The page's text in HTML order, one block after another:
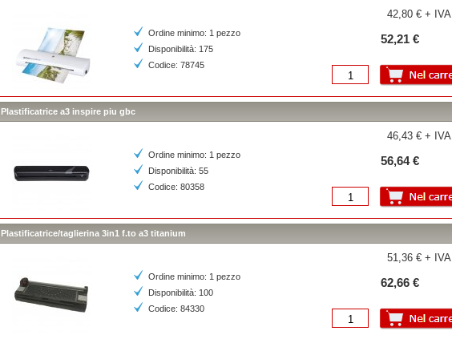
Ordine minimo: 1 pezzo
Disponibilità: 175
Codice: 78745
42,80 € + IVA
52,21 €
Plastificatrice a3 inspire piu gbc
Ordine minimo: 1 pezzo
Disponibilità: 55
Codice: 80358
46,43 € + IVA
56,64 €
Plastificatrice/taglierina 3in1 f.to a3 titanium
Ordine minimo: 1 pezzo
Disponibilità: 100
Codice: 84330
51,36 € + IVA
62,66 €